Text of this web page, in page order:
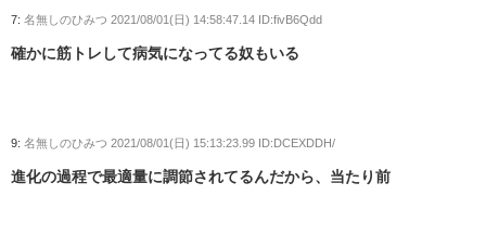
7: 名無しのひみつ 2021/08/01(日) 14:58:47.14 ID:fivB6Qdd
確かに筋トレして病気になってる奴もいる
9: 名無しのひみつ 2021/08/01(日) 15:13:23.99 ID:DCEXDDH/
進化の過程で最適量に調節されてるんだから、当たり前